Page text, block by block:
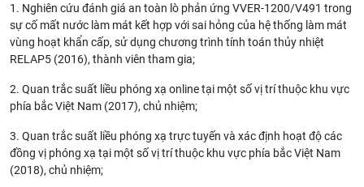
1. Nghiên cứu đánh giá an toàn lò phản ứng VVER-1200/V491 trong
sự cố mất nước làm mát kết hợp với sai hỏng của hệ thống làm mát
vùng hoạt khẩn cấp, sử dụng chương trình tính toán thủy nhiệt
RELAP5 (2016), thành viên tham gia;
2. Quan trắc suất liều phóng xạ online tại một số vị trí thuộc khu vực
phía bắc Việt Nam (2017), chủ nhiệm;
3. Quan trắc suất liều phóng xạ trực tuyến và xác định hoạt độ các
đồng vị phóng xạ tại một số vị trí thuộc khu vực phía bắc Việt Nam
(2018), chủ nhiệm;